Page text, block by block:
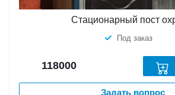
Стационарный пост
Под заказ
118000
Задать вопрос